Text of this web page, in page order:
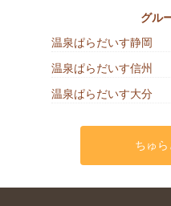
グル
温泉ぱらだいす静岡
温泉ぱらだいす信州
温泉ぱらだいす大分
ちゅ